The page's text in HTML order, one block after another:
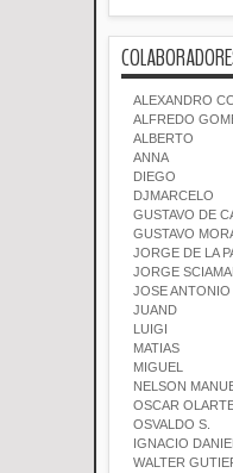
ALEXANDRO
ALFREDO
ALBERTO
ANNA
DIEGO
DJMARCELO
GUSTAVO DE
GUSTAVO
JORGE DE LA
JORGE
JOSE ANTONIO
JUAND
LUIGI
MATIAS
MIGUEL
NELSON
OSCAR
OSVALDO S.
IGNACIO
WALTER